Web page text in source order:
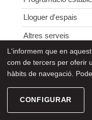
Lloguer d'espais
Altres serveis
Accessibilitat al Turó
Per gaudir d’una
L'informem que en
com de tercers per oferir
hàbits de navegació.
CONFIGURAR